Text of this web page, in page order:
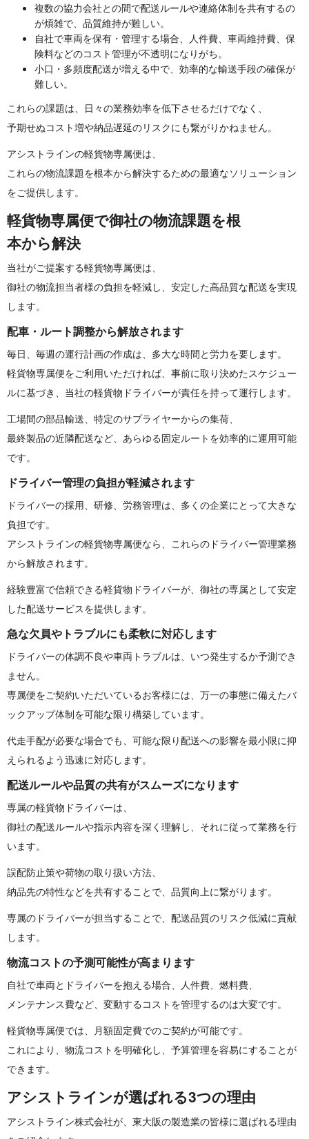
複数の協力会社との間で配送ルールや連絡体制を共有するの
が煩雑で、品質維持が難しい。
自社で車両を保有・管理する場合、人件費、車両維持費、 保
険料などのコスト管理が不透明になりがち。
小口・多頻度配送が増える中で、 効率的な輸送手段の確保が
難しい。
これらの課題は、日々の業務効率を低下させるだけでなく、
予期せぬコスト増や納品遅延のリスクにも繋がりかねません。
アシストラインの軽貨物専属便は、
これらの物流課題を根本から解決するための最適なソリューション
をご提供します。
軽貨物専属便で御社の物流課題を根
本 か ら 解 決
当社がご提案する軽貨物専属便は、
御社の物流担当者様の負担を軽減し、 安定した高品質な配送を実現
します。
配車・ルート調整から解放 さ れ ま す
毎日、毎週の運行計画の作成は、多大な時間と労力を要します。
軽貨物専属便をご利用いただければ、 事前に取り決めたスケジュー
ルに基づき、 当社の軽貨物ドライバーが責任を持って運行します。
工場間の部品輸送、特定のサプライヤーからの集荷、
最終製品の近隣配送など、 あらゆる固定ルートを効率的に運用可能
です。
ドライバー管理の負担が軽減 さ れ ま す
ドライバーの採用、研修、労務管理は、 多くの企業にとって大きな
負担です。
アシストラインの軽貨物専属便なら、 これらのドライバー管理業務
から解放されます。
経験豊富で信頼できる軽貨物ドライバーが、 御社の専属として安定
した配送サービスを提供します。
急な欠員やトラブルにも柔軟に対 応 し ま す
ドライバーの体調不良や車両トラブルは、 いつ発生するか予測でき
ません。
専属便をご契約いただいているお客様には、 万一の事態に備えたバ
ックアップ体制を可能な限り構築しています。
代走手配が必要な場合でも、 可能な限り配送への影響を最小限に抑
えられるよう迅速に対応します。
配送ルールや品質の共有がスムーズに な り ま す
専属の軽貨物ドライバーは、
御社の配送ルールや指示内容を深く理解し、 それに従って業務を行
います。
誤配防止策や荷物の取り扱い方法、
納品先の特性などを共有することで、品質向上に繋がります。
専属のドライバーが担当することで、 配送品質のリスク低減に貢献
します。
物流コストの予測可能性が高 ま り ま す
自社で車両とドライバーを抱える場合、人件費、燃料費、
メンテナンス費など、変動するコストを管理するのは大変です。
軽貨物専属便では、月額固定費でのご契約が可能です。
これにより、物流コストを明確化し、 予算管理を容易にすることが
できます。
アシストラインが選ばれる3 つ の 理 由
アシストライン株式会社が、 東大阪の製造業の皆様に選ばれる理由